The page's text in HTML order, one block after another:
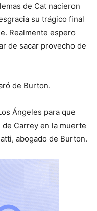
de Cat nacieron
su trágico final
Realmente espero
de sacar provecho de
de Burton.
Ángeles para que
Carrey en la muerte
abogado de Burton.